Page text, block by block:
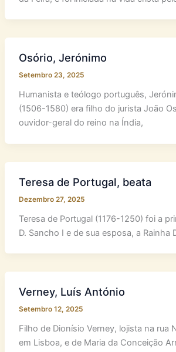
Osório, Jerónimo
Setembro 23, 2025
Humanista e teólogo português,
(1506-1580) era filho do jurista João
ouvidor-geral do reino na Índia,
Teresa de Portugal, beata
Dezembro 27, 2025
Teresa de Portugal (1176-1250) foi a
D. Sancho I e de sua esposa, a Rainha
Verney, Luís António
Setembro 12, 2025
Filho de Dionísio Verney, lojista na rua
em Lisboa, e de Maria da Conceição